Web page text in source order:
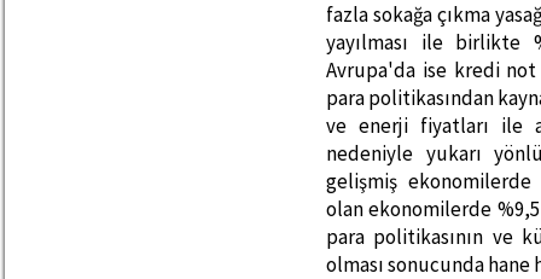
fazla sokağa çıkma
yayılması ile birlikte
Avrupa'da ise kredi not
para politikasından
ve enerji fiyatları ile
nedeniyle yukarı
gelişmiş
olan ekonomilerde
para politikasının ve
olması sonucunda